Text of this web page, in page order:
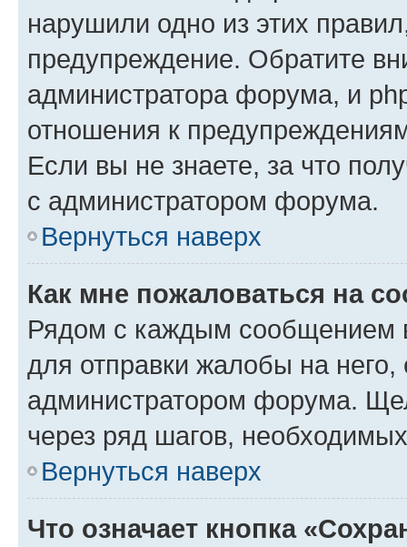
нарушили одно из этих
предупреждение. Обратите
администратора форума, и
отношения к
Если вы не знаете, за что
с администратором форума.
Вернуться наверх
Как мне пожаловаться на
Рядом с каждым сообщением
для отправки жалобы на
администратором форума.
через ряд шагов,
Вернуться наверх
Что означает кнопка